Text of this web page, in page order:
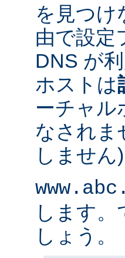
を見つけ
由で設定
DNS が
ホストは
ーチャル
なされま
しません)
します
しょう。